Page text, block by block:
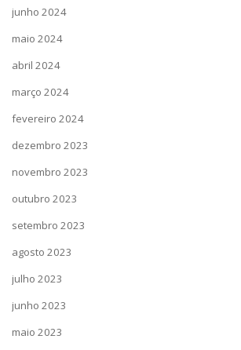
junho 2024
maio 2024
abril 2024
março 2024
fevereiro 2024
dezembro 2023
novembro 2023
outubro 2023
setembro 2023
agosto 2023
julho 2023
junho 2023
maio 2023